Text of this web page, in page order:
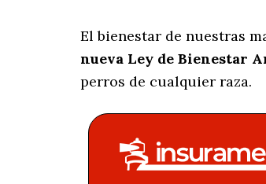
El bienestar de nuestras
nueva Ley de Bienestar
perros de cualquier raza.